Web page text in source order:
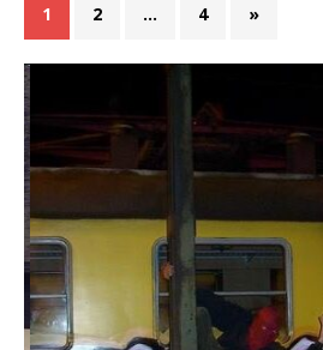
1 2 … 4 »